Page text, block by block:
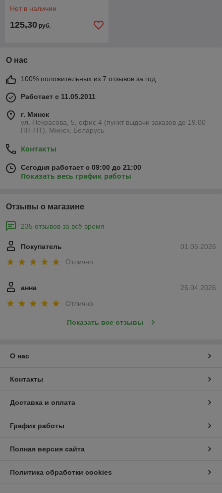
столешницу, вертикальный
Нет в наличии
125,30 руб.
О нас
100% положительных из 7 отзывов за год
Работает с 11.05.2011
г. Минск
ул. Некрасова, 5, офис 4 (пункт выдачи заказов до 19.00
ПН-ПТ), Минск, Беларусь
Контакты
Сегодня работает с 09:00 до 21:00
Показать весь график работы
Отзывы о магазине
235 отзывов за всё время
01.05.2026
Покупатель
Отлично
26.04.2026
анна
Отлично
Показать все отзывы
О нас
Контакты
Доставка и оплата
График работы
Полная версия сайта
Политика обработки cookies